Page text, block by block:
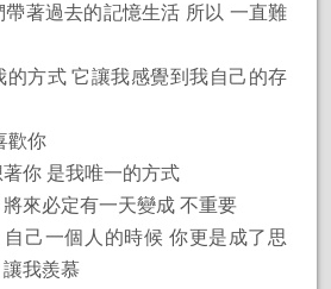
著過去的記憶生活 所以 一直難
方式 它讓我感覺到我自己的存
歡你
你 是我唯一的方式
來必定有一天變成 不重要
己一個人的時候 你更是成了思
我羨慕